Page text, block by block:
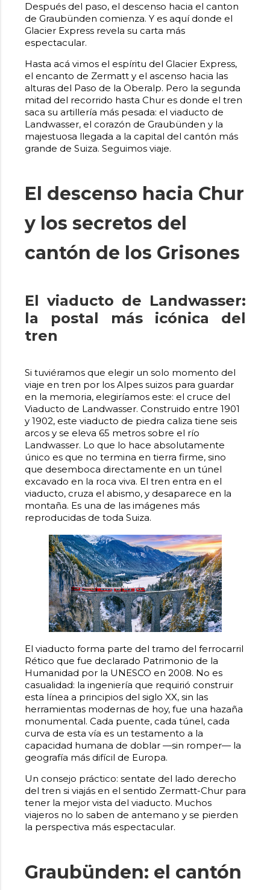
Después del paso, el descenso hacia el canton
de Graubünden comienza. Y es aquí donde el
Glacier Express revela su carta más
espectacular.
Hasta acá vimos el espíritu del Glacier Express,
el encanto de Zermatt y el ascenso hacia las
alturas del Paso de la Oberalp. Pero la segunda
mitad del recorrido hasta Chur es donde el tren
saca su artillería más pesada: el viaducto de
Landwasser, el corazón de Graubünden y la
majestuosa llegada a la capital del cantón más
grande de Suiza. Seguimos viaje.
El descenso hacia Chur
y los secretos del
cantón de los Grisones
El viaducto de Landwasser:
la postal más icónica del
tren
Si tuviéramos que elegir un solo momento del
viaje en tren por los Alpes suizos para guardar
en la memoria, elegiríamos este: el cruce del
Viaducto de Landwasser. Construido entre 1901
y 1902, este viaducto de piedra caliza tiene seis
arcos y se eleva 65 metros sobre el río
Landwasser. Lo que lo hace absolutamente
único es que no termina en tierra firme, sino
que desemboca directamente en un túnel
excavado en la roca viva. El tren entra en el
viaducto, cruza el abismo, y desaparece en la
montaña. Es una de las imágenes más
reproducidas de toda Suiza.
El viaducto forma parte del tramo del ferrocarril
Rético que fue declarado Patrimonio de la
Humanidad por la UNESCO en 2008. No es
casualidad: la ingeniería que requirió construir
esta línea a principios del siglo XX, sin las
herramientas modernas de hoy, fue una hazaña
monumental. Cada puente, cada túnel, cada
curva de esta vía es un testamento a la
capacidad humana de doblar —sin romper— la
geografía más difícil de Europa.
Un consejo práctico: sentate del lado derecho
del tren si viajás en el sentido Zermatt-Chur para
tener la mejor vista del viaducto. Muchos
viajeros no lo saben de antemano y se pierden
la perspectiva más espectacular.
Graubünden: el cantón